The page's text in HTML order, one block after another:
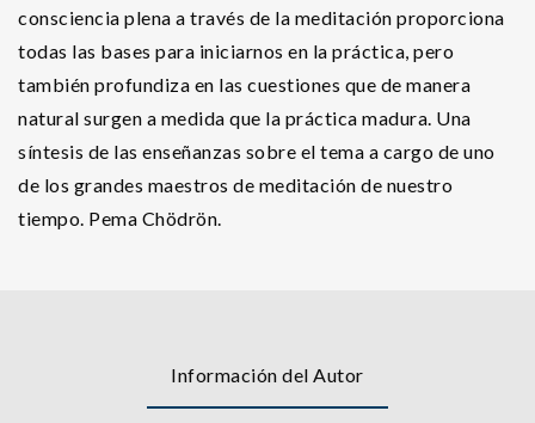
consciencia plena a través de la meditación proporciona
todas las bases para iniciarnos en la práctica, pero
también profundiza en las cuestiones que de manera
natural surgen a medida que la práctica madura. Una
síntesis de las enseñanzas sobre el tema a cargo de uno
de los grandes maestros de meditación de nuestro
tiempo. Pema Chödrön.
Información del Autor